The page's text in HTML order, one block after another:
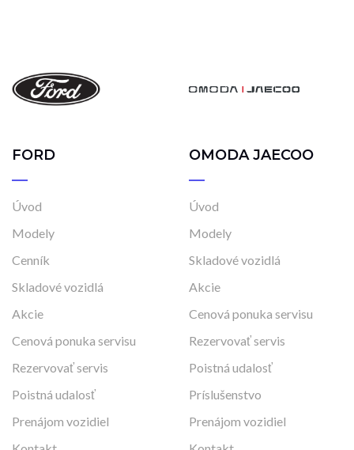
FORD
Úvod
Modely
Cenník
Skladové vozidlá
Akcie
Cenová ponuka servisu
Rezervovať servis
Poistná udalosť
Prenájom vozidiel
OMODA JAECOO
Úvod
Modely
Skladové vozidlá
Akcie
Cenová ponuka servisu
Rezervovať servis
Poistná udalosť
Príslušenstvo
Prenájom vozidiel